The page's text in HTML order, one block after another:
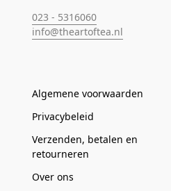
023 - 5316060
info@theartoftea.nl
Algemene voorwaarden
Privacybeleid
Verzenden, betalen en
retourneren
Over ons